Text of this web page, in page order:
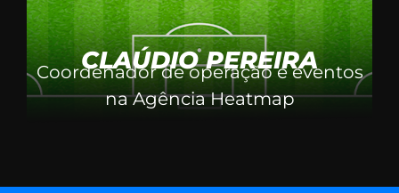
CLAÚDIO PEREIRA
Coordenador de operação e eventos
na Agência Heatmap